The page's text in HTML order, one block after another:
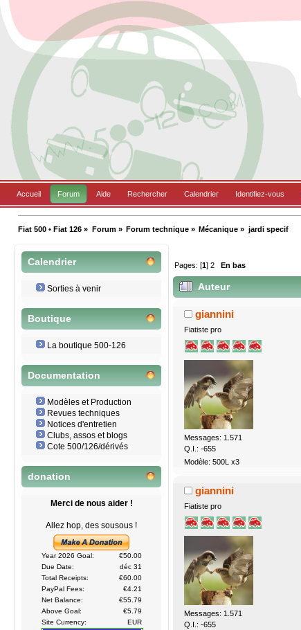
Accueil Forum Aide Rechercher Calendrier Identifiez-vous
Fiat 500 • Fiat 126 » Forum» Forum technique» Mécanique » jardi specif
Calendrier
Sorties à venir
Boutique
La boutique 500-126
Documentation
Modèles et Production
Revues techniques
Notices d'entretien
Clubs, assos et blogs
Cote 500/126/dérivés
donation
Merci de nous aider !
Allez hop, des sousous !
Year 2026 Goal:
€50.00
Due Date:
déc 31
Total Receipts:
€60.00
PayPal Fees:
€4.21
Net Balance:
€55.79
Above Goal:
€5.79
Site Currency:
EUR
Pages: [1]2 En bas
Auteur
giannini
Fiatiste pro
Messages: 1.571
Q.I.: -655
Modèle: 500L x3
giannini
Fiatiste pro
Messages: 1.571
Q.I.: -655